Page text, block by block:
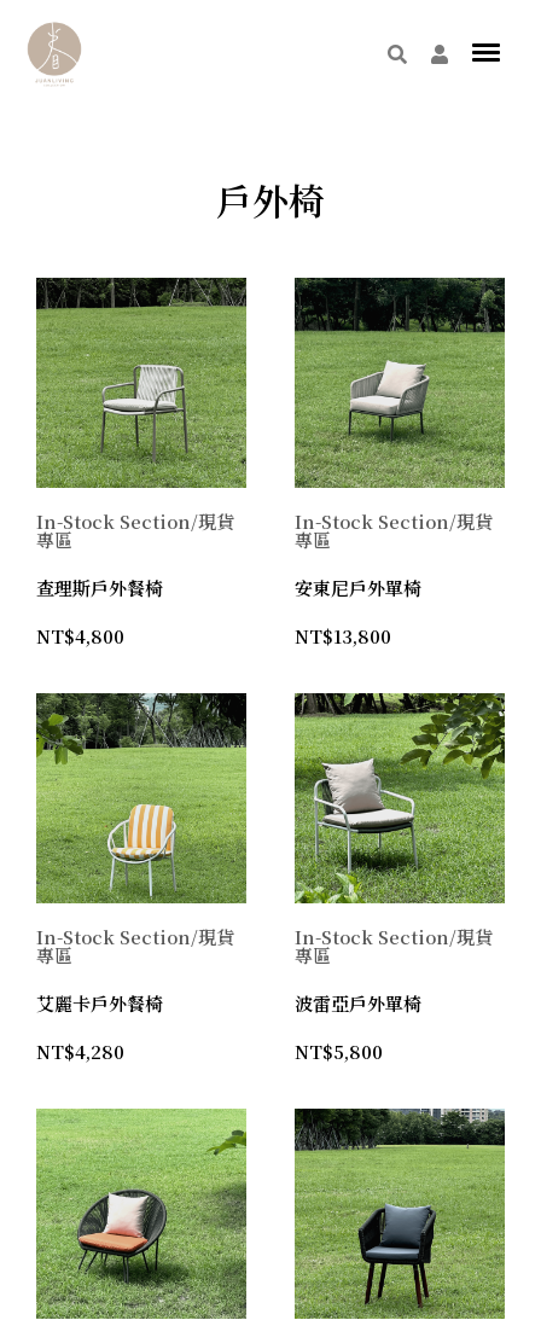
戶外椅
In-Stock Section/現貨
專區
查理斯戶外餐椅
NT$4,800
In-Stock Section/現貨
專區
安東尼戶外單椅
NT$13,800
In-Stock Section/現貨
專區
艾麗卡戶外餐椅
NT$4,280
In-Stock Section/現貨
專區
波雷亞戶外單椅
NT$5,800